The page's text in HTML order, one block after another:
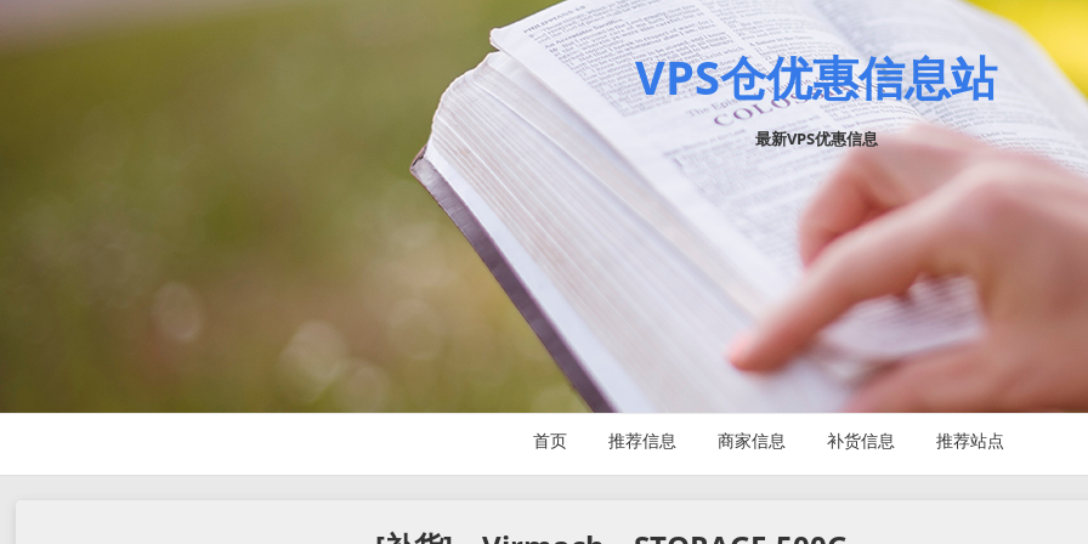
VPS仓优惠信息站
最新VPS优惠信息
首页 推荐信息 商家信息 补货信息 推荐站点